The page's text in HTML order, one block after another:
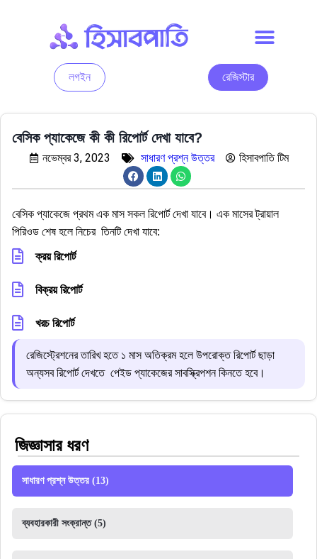
লগইন রেজিস্টার
বেসিক প্যাকেজে কী কী রিপোর্ট দেখা যাবে?
নভেম্বর 3, 2023 সাধারণ প্রশ্ন উত্তর হিসাবপাতি টিম
বেসিক প্যাকেজে প্রথম এক মাস সকল রিপোর্ট দেখা যাবে। এক মাসের ট্রায়াল
পিরিওড শেষ হলে নিচের তিনটি দেখা যাবে:
ক্রয় রিপোর্ট
বিক্রয় রিপোর্ট
খরচ রিপোর্ট
রেজিস্ট্রেশনের তারিখ হতে ১ মাস অতিক্রম হলে উপরোক্ত রিপোর্ট ছাড়া
অন্যসব রিপোর্ট দেখতে পেইড প্যাকেজের সাবস্ক্রিপশন কিনতে হবে।
জিজ্ঞাসার ধরণ
সাধারণ প্রশ্ন উত্তর (13)
ব্যবহারকারী সংক্রান্ত(5)